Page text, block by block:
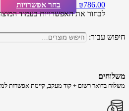
₪786.00 בחר אפשרויות
לבחור את האפשרויות בעמוד
חיפוש עבור:
משלוחים
משלוח​ ב​דואר רשום + קוד מעקב​​, קיימת אפשרות